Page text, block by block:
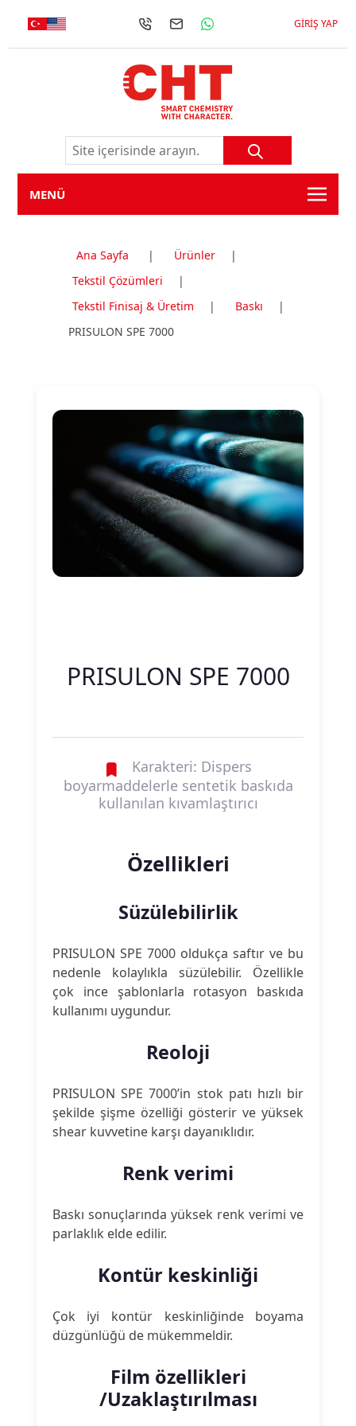
GIRIŞ YAP
MENÜ
Ana Sayfa | Ürünler
|
Tekstil Çözümleri
|
Tekstil Finisaj & Üretim
| Baskı
|
PRISULON SPE 7000
PRISULON SPE 7000
Karakteri: Dispers
boyarmaddelerle sentetik baskıda
kullanılan kıvamlaştırıcı
Özellikleri
Süzülebilirlik
PRISULON SPE 7000 oldukça saftır ve bu
nedenle kolaylıkla süzülebilir. Özellikle
çok ince şablonlarla rotasyon baskıda
kullanımı uygundur.
Reoloji
PRISULON SPE 7000’in stok patı hızlı bir
şekilde şişme özelliği gösterir ve yüksek
shear kuvvetine karşı dayanıklıdır.
Renk verimi
Baskı sonuçlarında yüksek renk verimi ve
parlaklık elde edilir.
Kontür keskinliği
Çok iyi kontür keskinliğinde boyama
düzgünlüğü de mükemmeldir.
Film özellikleri
/Uzaklaştırılması